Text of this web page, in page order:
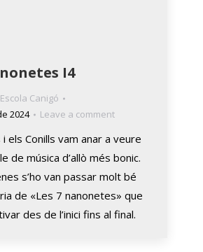
I4
Escola Canigó
2024
Leave a comment
i els Conills vam anar a veure
de música d’allò més bonic.
s’ho van passar molt bé
de «Les 7 nanonetes» que
des de l’inici fins al final.